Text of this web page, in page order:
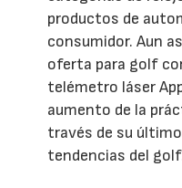
productos de
consumidor. Aun
oferta para golf
telémetro láser
aumento de la
través de su
tendencias del